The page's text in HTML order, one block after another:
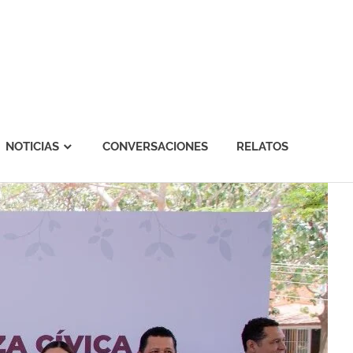
NOTICIAS CONVERSACIONES RELATOS